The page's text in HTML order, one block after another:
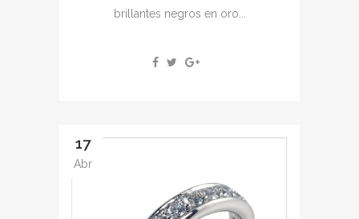
brillantes negros en oro...
17
Abr